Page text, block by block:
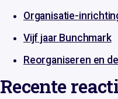
Organisatie-
Vijf jaar Bunchmark
Reorganiseren en de
Recente